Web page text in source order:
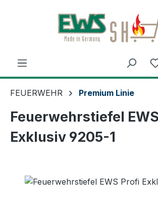
Zum Hauptinhalt springen
FEUERWEHR Premium Linie
Feuerwehrstiefel
Exklusiv 9205-1